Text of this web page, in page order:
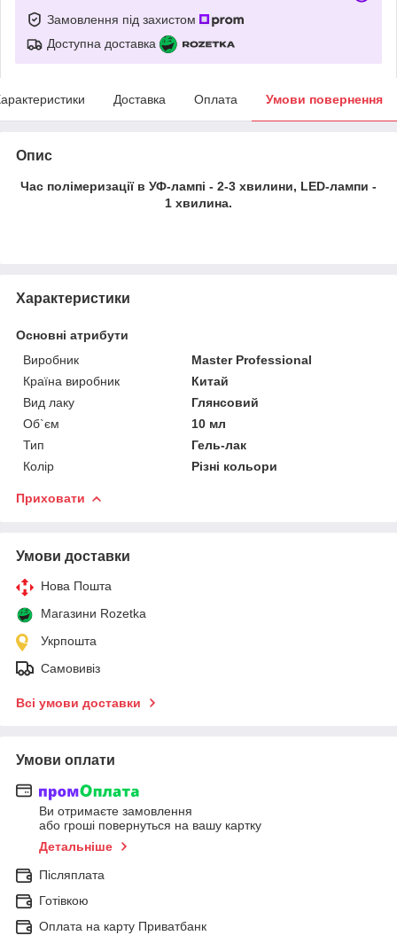
Замовлення під захистом
Доступна доставка
Доставка Оплата Умови повернення
Опис
Час полімеризації в УФ-лампі - 2-3 хвилини, LED-лампи -
1 хвилина.
Характеристики
Основні атрибути
Виробник
Master Professional
Країна виробник
Китай
Вид лаку
Глянсовий
Об`єм
10 мл
Тип
Гель-лак
Колір
Різні кольори
Приховати
Умови доставки
Нова Пошта
Магазини Rozetka
Укрпошта
Самовивіз
Всі умови доставки
Умови оплати
Ви отримаєте замовлення
або гроші повернуться на вашу картку
Детальніше
Післяплата
Готівкою
Оплата на карту Приватбанк